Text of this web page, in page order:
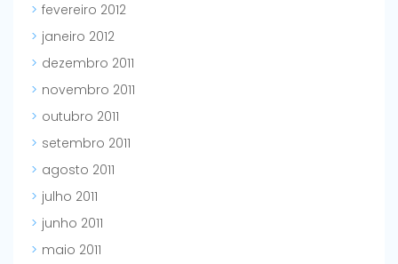
fevereiro 2012
janeiro 2012
dezembro 2011
novembro 2011
outubro 2011
setembro 2011
agosto 2011
julho 2011
junho 2011
maio 2011